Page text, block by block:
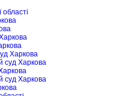
області
Харкова
суд Харкова
суд Харкова